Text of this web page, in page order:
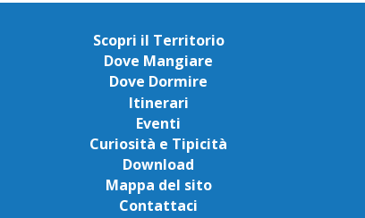
Scopri il Territorio
Dove Mangiare
Dove Dormire
Itinerari
Eventi
Curiosità e Tipicità
Download
Mappa del sito
Contattaci